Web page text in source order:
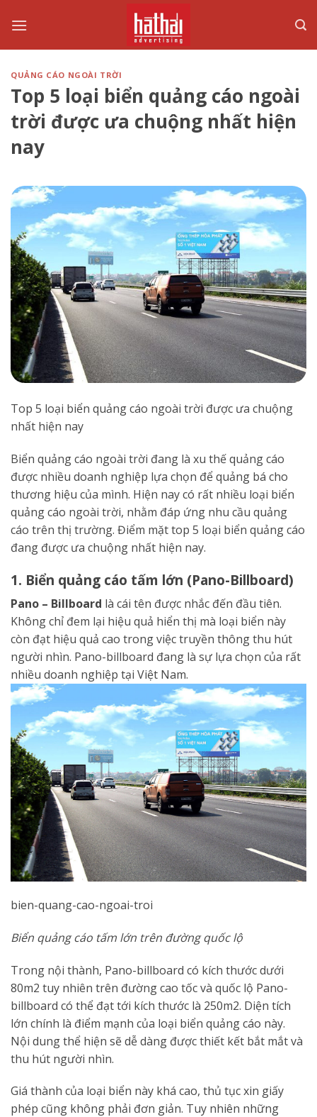
QUẢNG CÁO NGOÀI TRỜI
Top 5 loại biển quảng cáo ngoài
trời được ưa chuộng nhất hiện
nay
Top 5 loại biển quảng cáo ngoài trời được ưa chuộng
nhất hiện nay
Biển quảng cáo ngoài trời đang là xu thế quảng cáo
được nhiều doanh nghiệp lựa chọn để quảng bá cho
thương hiệu của mình. Hiện nay có rất nhiều loại biển
quảng cáo ngoài trời, nhằm đáp ứng nhu cầu quảng
cáo trên thị trường. Điểm mặt top 5 loại biển quảng cáo
đang được ưa chuộng nhất hiện nay.
1. Biển quảng cáo tấm lớn (Pano-Billboard)
Pano – Billboard là cái tên được nhắc đến đầu tiên.
Không chỉ đem lại hiệu quả hiển thị mà loại biển này
còn đạt hiệu quả cao trong việc truyền thông thu hút
người nhìn. Pano-billboard đang là sự lựa chọn của rất
nhiều doanh nghiệp tại Việt Nam.
bien-quang-cao-ngoai-troi
Biển quảng cáo tấm lớn trên đường quốc lộ
Trong nội thành, Pano-billboard có kích thước dưới
80m2 tuy nhiên trên đường cao tốc và quốc lộ Pano-
billboard có thể đạt tới kích thước là 250m2. Diện tích
lớn chính là điểm mạnh của loại biển quảng cáo này.
Nội dung thể hiện sẽ dễ dàng được thiết kết bắt mắt và
thu hút người nhìn.
Giá thành của loại biển này khá cao, thủ tục xin giấy
phép cũng không phải đơn giản. Tuy nhiên những